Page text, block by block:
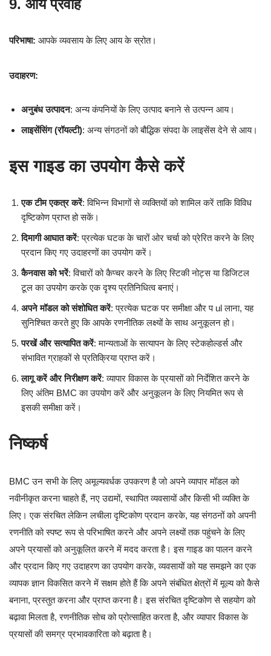
9. आय प्रवाह
परिभाषा: आपके व्यवसाय के लिए आय के स्रोत।
उदाहरण:
अनुबंध उत्पादन: अन्य कंपनियों के लिए उत्पाद बनाने से उत्पन्न आय।
लाइसेंसिंग (रॉयल्टी): अन्य संगठनों को बौद्धिक संपदा के लाइसेंस देने से आय।
इस गाइड का उपयोग कैसे करें
एक टीम एकत्र करें: विभिन्न विभागों से व्यक्तियों को शामिल करें ताकि विविध
दृष्टिकोण प्राप्त हो सकें।
दिमागी आघात करें: प्रत्येक घटक के चारों ओर चर्चा को प्रेरित करने के लिए
प्रदान किए गए उदाहरणों का उपयोग करें।
कैनवास को भरें: विचारों को कैप्चर करने के लिए स्टिकी नोट्स या डिजिटल
टूल का उपयोग करके एक दृश्य प्रतिनिधित्व बनाएं।
अपने मॉडल को संशोधित करें: प्रत्येक घटक पर समीक्षा और प ul लाना, यह
सुनिश्चित करते हुए कि आपके रणनीतिक लक्ष्यों के साथ अनुकूलन हो।
परखें और सत्यापित करें: मान्यताओं के सत्यापन के लिए स्टेकहोल्डर्स और
संभावित ग्राहकों से प्रतिक्रिया प्राप्त करें।
लागू करें और निरीक्षण करें: व्यापार विकास के प्रयासों को निर्देशित करने के
लिए अंतिम BMC का उपयोग करें और अनुकूलन के लिए नियमित रूप से
इसकी समीक्षा करें।
निष्कर्ष
BMC उन सभी के लिए अमूल्यवर्धक उपकरण है जो अपने व्यापार मॉडल को
नवीनीकृत करना चाहते हैं, नए उद्यमों, स्थापित व्यवसायों और किसी भी व्यक्ति के
लिए। एक संरचित लेकिन लचीला दृष्टिकोण प्रदान करके, यह संगठनों को अपनी
रणनीति को स्पष्ट रूप से परिभाषित करने और अपने लक्ष्यों तक पहुंचने के लिए
अपने प्रयासों को अनुकूलित करने में मदद करता है। इस गाइड का पालन करने
और प्रदान किए गए उदाहरण का उपयोग करके, व्यवसायों को यह समझने का एक
व्यापक ज्ञान विकसित करने में सक्षम होते हैं कि अपने संबंधित क्षेत्रों में मूल्य को कैसे
बनाना, प्रस्तुत करना और प्राप्त करना है। इस संरचित दृष्टिकोण से सहयोग को
बढ़ावा मिलता है, रणनीतिक सोच को प्रोत्साहित करता है, और व्यापार विकास के
प्रयासों की समग्र प्रभावकारिता को बढ़ाता है।